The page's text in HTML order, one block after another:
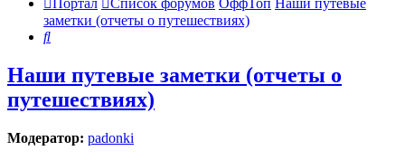
Портал Список форумов ОффТоп Наши путевые
заметки (отчеты о путешествиях)
Поиск
Наши путевые заметки (отчеты о
путешествиях)
Модератор: padonki